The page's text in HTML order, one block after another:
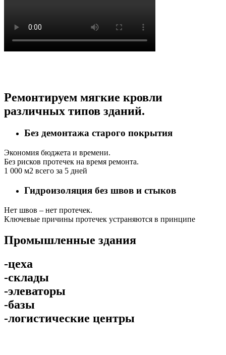
Ремонтируем мягкие кровли
различных типов зданий.
Без демонтажа старого покрытия
Экономия бюджета и времени.
Без рисков протечек на время ремонта.
1 000 м2 всего за 5 дней
Гидроизоляция без швов и стыков
Нет швов – нет протечек.
Ключевые причины протечек устраняются в принципе
Промышленные здания
-цеха
-склады
-элеваторы
-базы
-логистические центры